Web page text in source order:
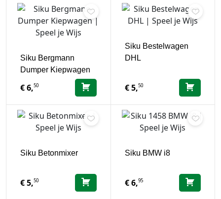
Siku Bergmann
Dumper Kiepwagen
€6,50
Siku Bestelwagen
DHL
€5,50
Siku Betonmixer
€5,50
Siku BMW i8
€6,95